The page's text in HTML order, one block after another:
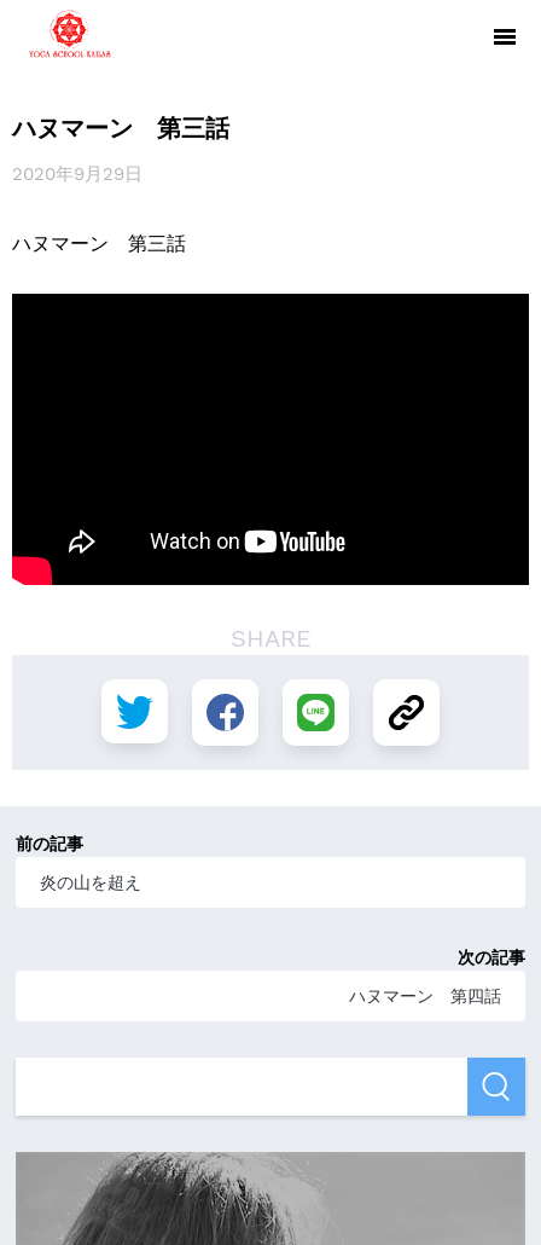
ハヌマーン 第三話
2020年9月29日
ハヌマーン 第三話
SHARE
前の記事
炎の山を超え
次の記事
ハヌマーン 第四話